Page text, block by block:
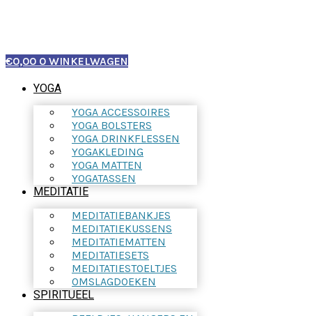
€0,00 0 WINKELWAGEN
YOGA
YOGA ACCESSOIRES
YOGA BOLSTERS
YOGA DRINKFLESSEN
YOGAKLEDING
YOGA MATTEN
YOGATASSEN
MEDITATIE
MEDITATIEBANKJES
MEDITATIEKUSSENS
MEDITATIEMATTEN
MEDITATIESETS
MEDITATIESTOELTJES
OMSLAGDOEKEN
SPIRITUEEL